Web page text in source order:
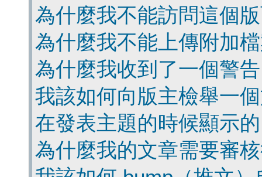
為什麼我不能訪問這個
為什麼我不能上傳附加
為什麼我收到了一個警
我該如何向版主檢舉一
在發表主題的時候顯示
為什麼我的文章需要審